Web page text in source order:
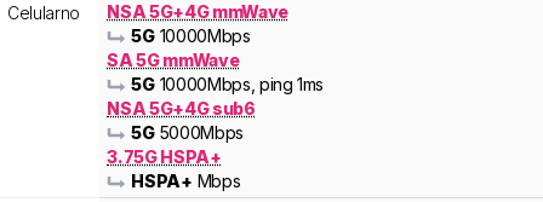
Celularno
NSA 5G+4G mmWave
5G 10000Mbps
SA 5G mmWave
5G 10000Mbps , ping 1ms
NSA 5G+4G sub6
5G 5000Mbps
3.75G HSPA+
HSPA+ Mbps